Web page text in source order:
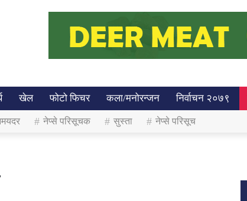
खेल फोटो फिचर कला/मनोरन्जन निर्वाचन २०७९
नेप्से परिसूचक सुस्ता नेप्से परिसूच